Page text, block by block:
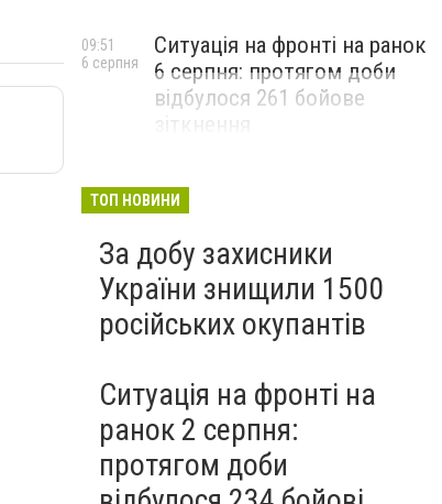
Ситуація на фронті на ранок
6 серпня: протягом доби
відбулося 261 бойове
09:51
6 серпня
ТОП НОВИНИ
За добу захисники
України знищили 1500
російських окупантів
Ситуація на фронті на
ранок 2 серпня:
протягом доби